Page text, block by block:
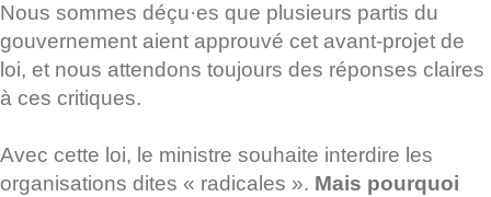
Nous sommes déçu·es que plusieurs partis du
gouvernement aient approuvé cet avant-projet de
loi, et nous attendons toujours des réponses claires
à ces critiques.
Avec cette loi, le ministre souhaite interdire les
organisations dites « radicales ». Mais pourquoi